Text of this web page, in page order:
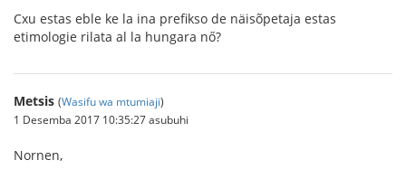
Cxu estas eble ke la ina prefikso de näisõpetaja estas
etimologie rilata al la hungara nő?
Metsis (Wasifu wa mtumiaji)
1 Desemba 2017 10:35:27 asubuhi
Nornen,